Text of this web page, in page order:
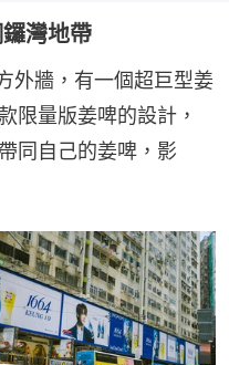
灣地帶
外牆，有一個超巨型姜
限量版姜啤的設計，
同自己的姜啤，影